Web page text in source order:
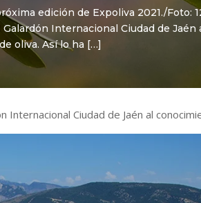
edición de Expoliva 2021./
Internacional Ciudad de
oliva. Así lo ha […]
Internacional Ciudad de Jaén al